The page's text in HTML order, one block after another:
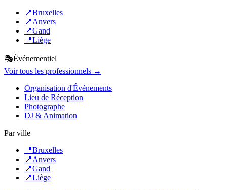
📍Bruxelles
📍Anvers
📍Gand
📍Liège
🎭Événementiel
Voir tous les professionnels →
Organisation d'Événements
Lieu de Réception
Photographe
DJ & Animation
Par ville
📍Bruxelles
📍Anvers
📍Gand
📍Liège